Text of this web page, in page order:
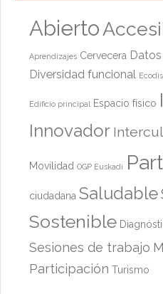
Abierto
Aprendizajes Cervecera
Diversidad funcional
Edificio principal Espacio físico
Innovador
Movilidad OGP Euskadi
ciudadana Saludable
Sostenible
Sesiones de trabajo
Participación Turismo